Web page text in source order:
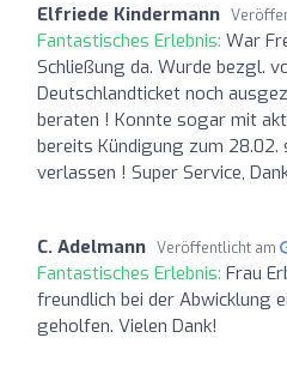
Elfriede Kindermann
Fantastisches Erlebnis: War
Schließung da. Wurde bezgl.
Deutschlandticket noch
beraten ! Konnte sogar mit
bereits Kündigung zum 28.02.
verlassen ! Super Service,
C. Adelmann Veröffentlicht am
Fantastisches Erlebnis: Frau
freundlich bei der Abwicklung
geholfen. Vielen Dank!